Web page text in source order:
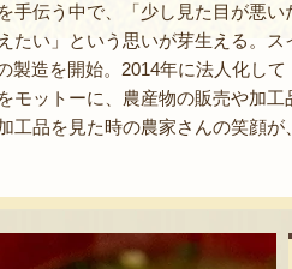
伝う中で、「少し見た目が悪い
い」という思いが芽生える。ス
造を開始。2014年に法人化して
ットーに、農産物の販売や加工
品を見た時の農家さんの笑顔が